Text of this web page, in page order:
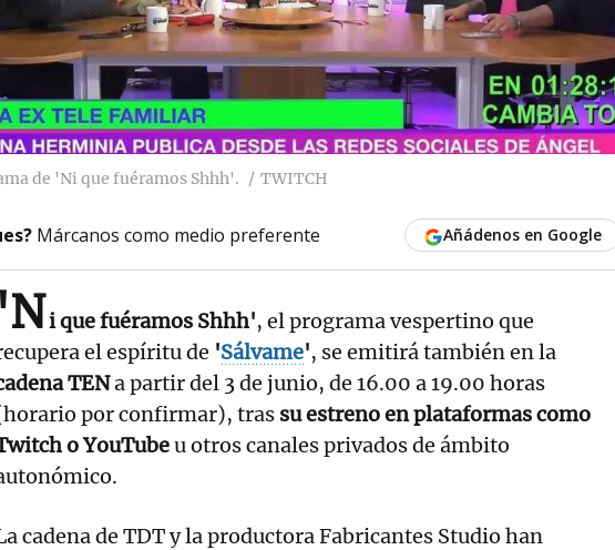
de 'Ni que fuéramos Shhh'. TWITCH
Márcanos como medio preferente Añádenos en Google
'Ni que fuéramos Shhh', el programa vespertino que
el espíritu de 'Sálvame', se emitirá también en la
TENa partir del 3 de junio, de 16.00 a 19.00 horas
por confirmar), tras su estreno en plataformas como
o YouTubeu otros canales privados de ámbito
cadena de TDT y la productora Fabricantes Studio han